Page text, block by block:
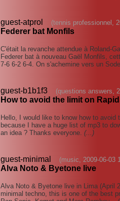
guest-atprol (tennis professionnel,
Federer bat Monfils
C'était la revanche attendue à Roland-
Federer bat à nouveau Gaël Monfils,
7-6 6-2 6-4. On s'achemine vers un
guest-b1b1f3 (questions answers,
How to avoid the limit on
Hello, I would like to know how to
because I have a huge list of mp3 to
an idea ? Thanks everyone. (...)
guest-minimal (music, 2009-06-03
Alva Noto & Byetone live
Alva Noto & Byetone live in Lima (April
minimal techno, this is one of the best